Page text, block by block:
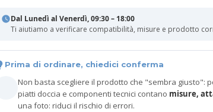
Dal Lunedì al Venerdì, 09:30 – 18:00
Ti aiutiamo a verificare compatibilità, misure e prodotto
Prima di ordinare, chiedici conferma
Non basta scegliere il prodotto che "sembra giusto":
piatti doccia e componenti tecnici contano misure,
una foto: riduci il rischio di errori.